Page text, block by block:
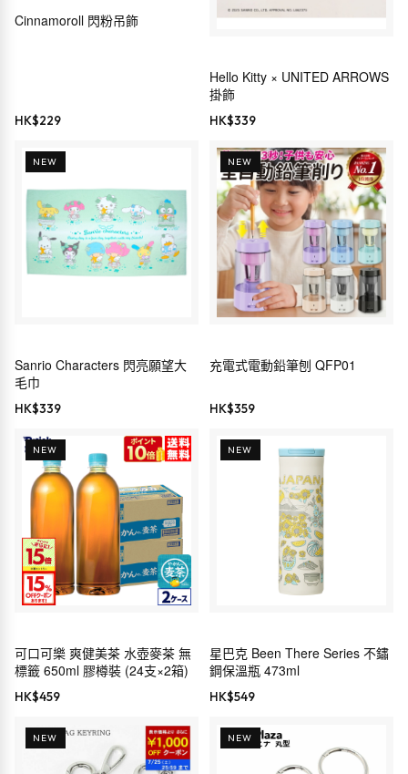
Cinnamoroll 閃粉吊飾
HK$229
Hello Kitty × UNITED ARROWS
掛飾
HK$339
NEW
Sanrio Characters 閃亮願望大
毛巾
HK$339
NEW
充電式電動鉛筆刨 QFP01
HK$359
NEW
可口可樂 爽健美茶 水壺麥茶 無
標籤 650ml 膠樽裝 (24支×2箱)
HK$459
NEW
星巴克 Been There Series 不鏽
鋼保溫瓶 473ml
HK$549
NEW NEW